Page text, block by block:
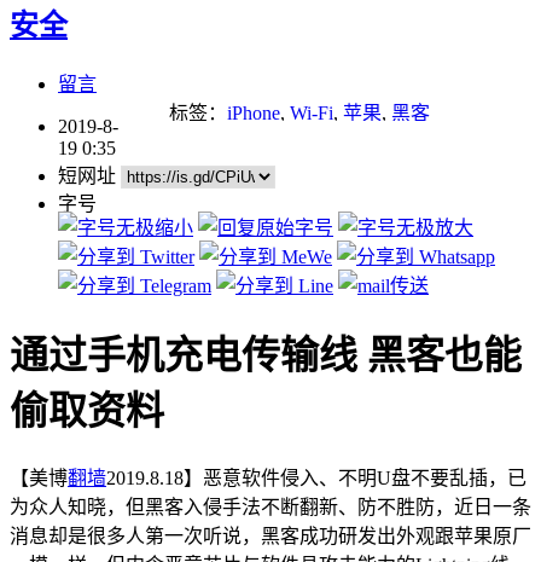
安全
留言
标签： iPhone, Wi-Fi, 苹果, 黑客
2019-8-
19 0:35
短网址
字号
通过手机充电传输线 黑客也能
偷取资料
【美博翻墙2019.8.18】恶意软件侵入、不明U盘不要乱插，已
为众人知晓，但黑客入侵手法不断翻新、防不胜防，近日一条
消息却是很多人第一次听说，黑客成功研发出外观跟苹果原厂